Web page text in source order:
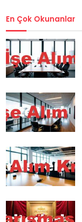
En Çok Okunanlar